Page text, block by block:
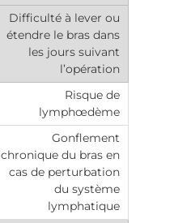
Difficulté à lever ou
étendre le bras dans
les jours suivant
l’opération
Risque de
lymphœdème
Gonflement
chronique du bras en
cas de perturbation
du système
lymphatique